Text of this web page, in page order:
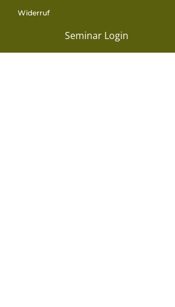
Widerruf
Seminar Login